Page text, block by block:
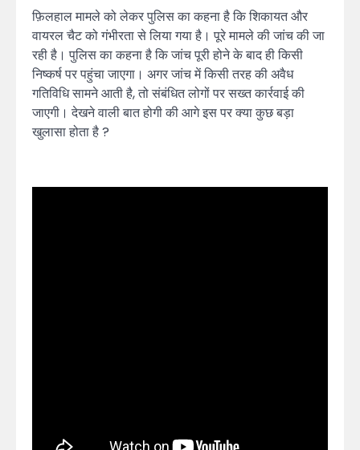
फ़िलहाल मामले को लेकर पुलिस का कहना है कि शिकायत और
वायरल चैट को गंभीरता से लिया गया है। पूरे मामले की जांच की जा
रही है। पुलिस का कहना है कि जांच पूरी होने के बाद ही किसी
निष्कर्ष पर पहुंचा जाएगा। अगर जांच में किसी तरह की अवैध
गतिविधि सामने आती है, तो संबंधित लोगों पर सख्त कार्रवाई की
जाएगी। देखने वाली बात होगी की आगे इस पर क्या कुछ बड़ा
खुलासा होता है ?